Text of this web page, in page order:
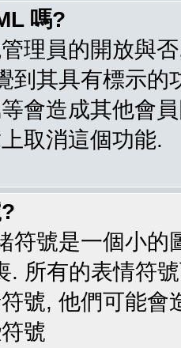
嗎?
理員的開放與
到其具有標示
會造成其他會
取消這個功能.
符號是一個小
. 所有的表情符
號, 他們可能
號